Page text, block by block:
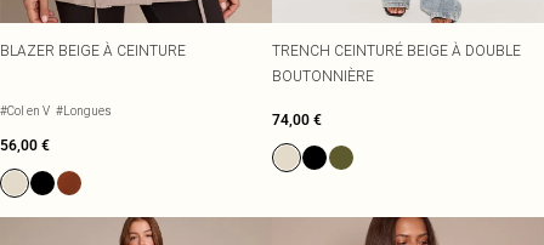
BLAZER BEIGE À CEINTURE
#Col en V #Longues
56,00 €
TRENCH CEINTURÉ BEIGE À DOUBLE
BOUTONNIÈRE
74,00 €